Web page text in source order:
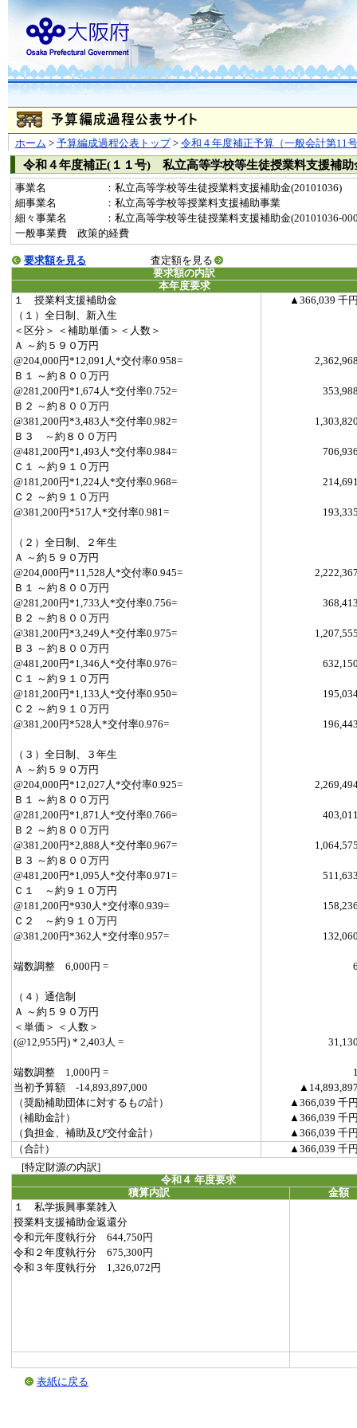
ホーム > 予算編成過程公表トップ> 令和４年度補正予算（一般会計第11
令和４年度補正(１１号) 私立高等学校等生徒授業料支援補助
事業名
：私立高等学校等生徒授業料支援補助金(20101036)
細事業名
：私立高等学校等授業料支援補助事業
細々事業名
：私立高等学校等生徒授業料支援補助金(20101036-
一般事業費 政策的経費
要求額を見る
査定額を見る
要求額の内訳
本年度要求
１ 授業料支援補助金
▲366,039 千
（１）全日制、新入生
＜区分＞ ＜補助単価＞＜人数＞
Ａ ～約５９０万円
@204,000円*12,091人*交付率0.958=
Ｂ１ ～約８００万円
@281,200円*1,674人*交付率0.752=
Ｂ２ ～約８００万円
@381,200円*3,483人*交付率0.982=
Ｂ３ ～約８００万円
@481,200円*1,493人*交付率0.984=
Ｃ１ ～約９１０万円
@181,200円*1,224人*交付率0.968=
Ｃ２ ～約９１０万円
@381,200円*517人*交付率0.981=
（２）全日制、２年生
Ａ ～約５９０万円
@204,000円*11,528人*交付率0.945=
Ｂ１ ～約８００万円
@281,200円*1,733人*交付率0.756=
Ｂ２ ～約８００万円
@381,200円*3,249人*交付率0.975=
Ｂ３ ～約８００万円
@481,200円*1,346人*交付率0.976=
Ｃ１ ～約９１０万円
@181,200円*1,133人*交付率0.950=
Ｃ２ ～約９１０万円
@381,200円*528人*交付率0.976=
（３）全日制、３年生
Ａ ～約５９０万円
@204,000円*12,027人*交付率0.925=
Ｂ１ ～約８００万円
@281,200円*1,871人*交付率0.766=
Ｂ２ ～約８００万円
@381,200円*2,888人*交付率0.967=
Ｂ３ ～約８００万円
@481,200円*1,095人*交付率0.971=
Ｃ１ ～約９１０万円
@181,200円*930人*交付率0.939=
Ｃ２ ～約９１０万円
@381,200円*362人*交付率0.957=
端数調整 6,000円 =
（４）通信制
Ａ ～約５９０万円
＜単価＞ ＜人数＞
(@12,955円) * 2,403人 =
端数調整 1,000円 =
当初予算額 -14,893,897,000
（奨励補助団体に対するもの計）
▲366,039 千
（補助金計）
▲366,039 千
（負担金、補助及び交付金計）
▲366,039 千
（合計）
▲366,039 千
[特定財源の内訳]
令和４ 年度要求
積算内訳
金額
１ 私学振興事業雑入
授業料支援補助金返還分
令和元年度執行分 644,750円
令和２年度執行分 675,300円
令和３年度執行分 1,326,072円
表紙に戻る